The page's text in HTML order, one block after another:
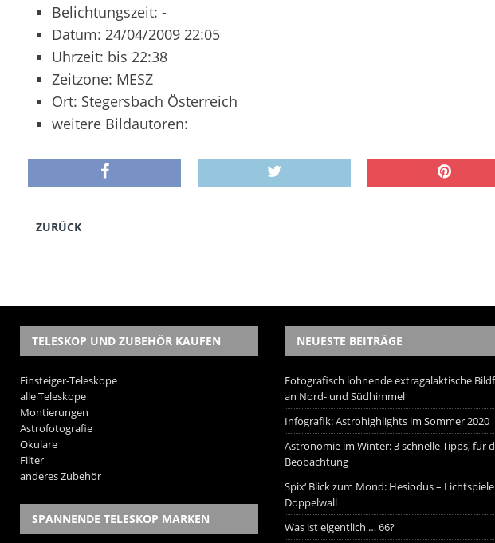
Belichtungszeit: -
Datum: 24/04/2009 22:05
Uhrzeit: bis 22:38
Zeitzone: MESZ
Ort: Stegersbach Österreich
weitere Bildautoren:
ZURÜCK
TELESKOP UND ZUBEHÖR KAUFEN
Einsteiger-Teleskope
alle Teleskope
Montierungen
Astrofotografie
Okulare
Filter
anderes Zubehör
SPANNENDE TELESKOP MARKEN
NEUESTE BEITRÄGE
Fotografisch lohnende extragalaktische
an Nord- und Südhimmel
Infografik: Astrohighlights im Sommer 2020
Astronomie im Winter: 3 schnelle Tipps, für
Beobachtung
Spix‘ Blick zum Mond: Hesiodus –
Doppelwall
Was ist eigentlich … 66?